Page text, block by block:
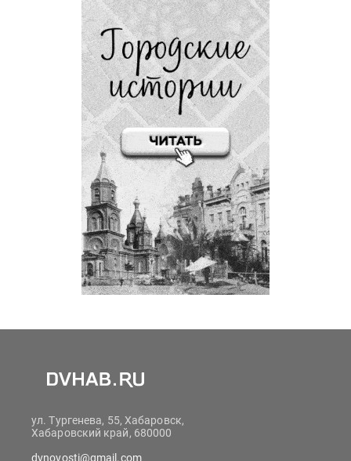
ул. Тургенева, 55, Хабаровск,
Хабаровский край, 680000
dvnovosti@gmail.com